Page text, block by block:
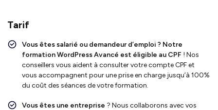
Tarif
Vous êtes salarié ou demandeur d’emploi ? Notre
formation WordPress Avancé est éligible au CPF ! Nos
conseillers vous aident à consulter votre compte CPF et
vous accompagnent pour une prise en charge jusqu’à 100%
du coût des séances de votre formation.
Vous êtes une entreprise ? Nous collaborons avec vos